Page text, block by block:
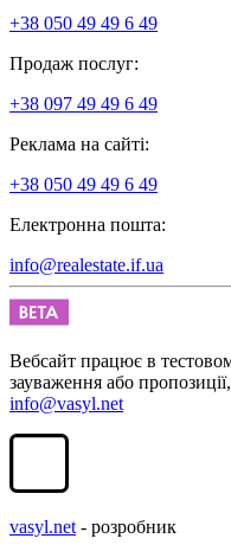
+38 050 49 49 6 49
Продаж послуг:
+38 097 49 49 6 49
Реклама на сайті:
+38 050 49 49 6 49
Електронна пошта:
info@realestate.if.ua
Вебсайт працює в
зауваження або
info@vasyl.net
vasyl.net - розробник